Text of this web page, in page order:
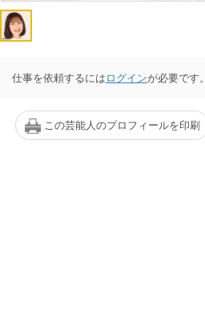
仕事を依頼するには ログインが必要です。
この芸能人のプロフィールを印刷